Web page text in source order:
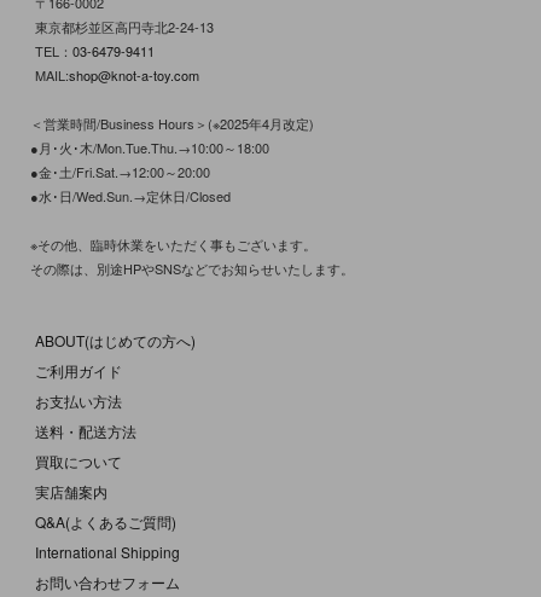
東京都杉並区高円寺北2-24-13
TEL： 03-6479-9411
MAIL:shop@knot-a-toy.com
＜営業時間/Business Hours＞(※2025年4月改定)
●月･火･木/Mon.Tue.Thu.→10:00～18:00
●金･土/Fri.Sat.→12:00～20:00
●水･日/Wed.Sun.→定休日/Closed
※その他、臨時休業をいただく事もございます。
その際は、別途HPやSNSなどでお知らせいたします。
ABOUT(はじめての方へ)
ご利用ガイド
お支払い方法
送料・配送方法
買取について
実店舗案内
Q&A(よくあるご質問)
International Shipping
お問い合わせフォーム